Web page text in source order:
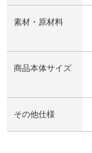
素材・原材料
商品本体サイズ
その他仕様